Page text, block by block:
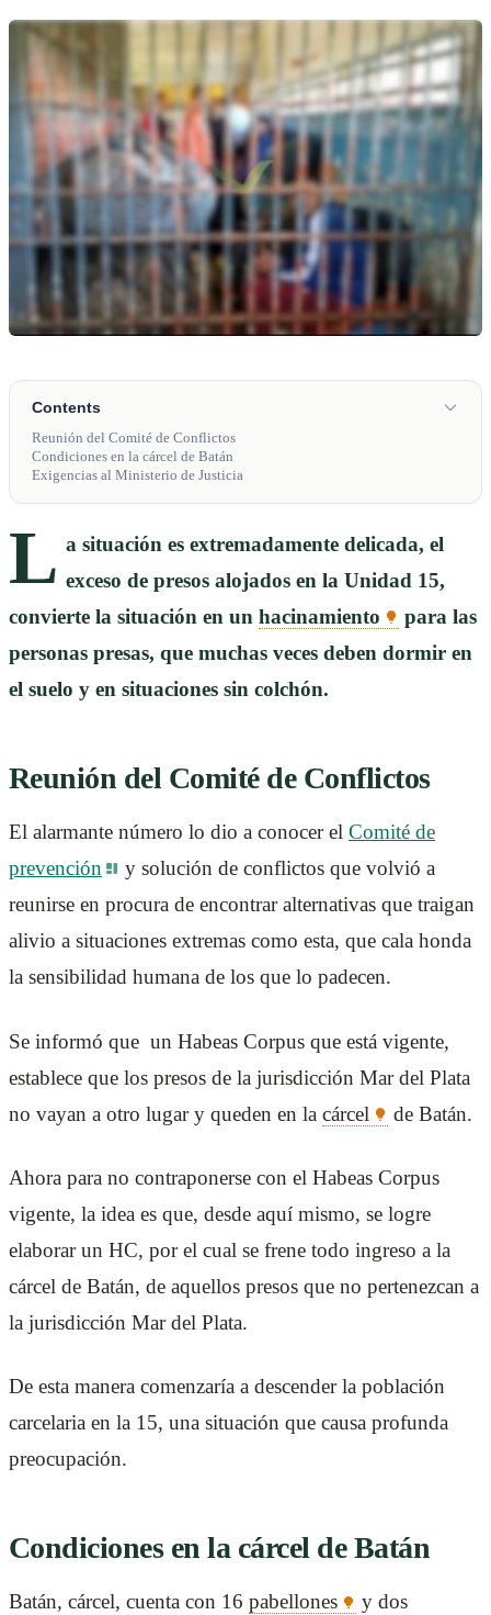
Contents
Reunión del Comité de Conflictos
Condiciones en la cárcel de Batán
Exigencias al Ministerio de Justicia
L a situación es extremadamente delicada, el
exceso de presos alojados en la Unidad 15,
convierte la situación en un hacinamiento
para las
personas presas, que muchas veces deben dormir en
el suelo y en situaciones sin colchón.
Reunión del Comité de Conflictos
El alarmante número lo dio a conocer el Comité de
prevención
y solución de conflictos que volvió a
reunirse en procura de encontrar alternativas que traigan
alivio a situaciones extremas como esta, que cala honda
la sensibilidad humana de los que lo padecen.
Se informó que un Habeas Corpus que está vigente,
establece que los presos de la jurisdicción Mar del Plata
no vayan a otro lugar y queden en la cárcel de Batán.
Ahora para no contraponerse con el Habeas Corpus
vigente, la idea es que, desde aquí mismo, se logre
elaborar un HC, por el cual se frene todo ingreso a la
cárcel de Batán, de aquellos presos que no pertenezcan a
la jurisdicción Mar del Plata.
De esta manera comenzaría a descender la población
carcelaria en la 15, una situación que causa profunda
preocupación.
Condiciones en la cárcel de Batán
Batán, cárcel, cuenta con 16 pabellones
y dos